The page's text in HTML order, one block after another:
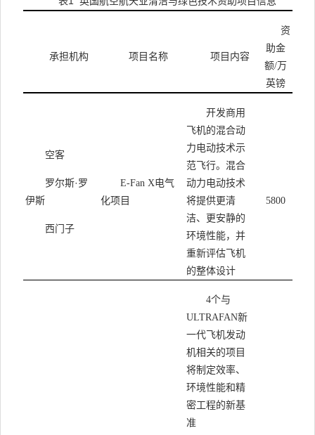
承担机构 项目名称 项目内容
资
助金
额/万
英镑
空客
罗尔斯·罗
伊斯
西门子
E-Fan X电气
化项目
开发商用
飞机的混合动
力电动技术示
范飞行。混合
动力电动技术
将提供更清
洁、更安静的
环境性能，并
重新评估飞机
的整体设计
5800
4个与
ULTRAFAN新
一代飞机发动
机相关的项目
将制定效率、
环境性能和精
密工程的新基
准